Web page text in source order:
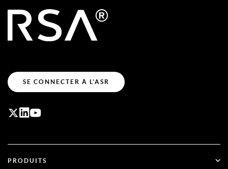
SE CONNECTER À L'ASR
PRODUITS